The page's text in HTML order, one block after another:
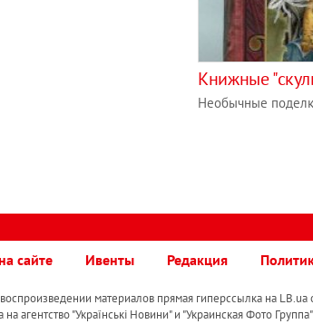
Книжные
Необычные
сайте Ивенты Редакция
материалов прямая гиперссылка на
агентство "Українськi Новини" и "Украинская Фото